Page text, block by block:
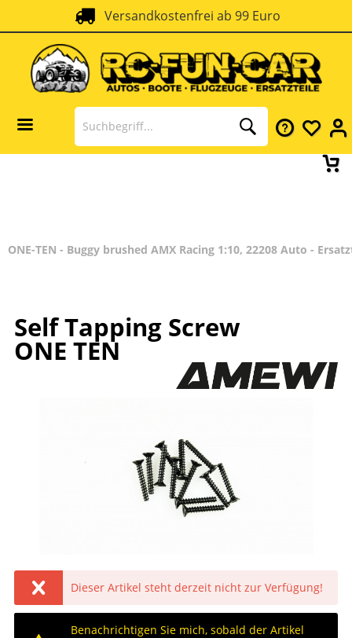
Versandkostenfrei ab 99 Euro
ONE-TEN - Buggy brushed AMX Racing 1:10, 22208 Auto -
Self Tapping Screw
ONE TEN
Dieser Artikel steht derzeit nicht zur Verfügung!
Benachrichtigen Sie mich, sobald der Artikel